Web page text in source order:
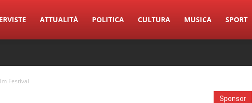
ATTUALITÀ POLITICA CULTURA MUSICA SPORT
Festival
Sponsor